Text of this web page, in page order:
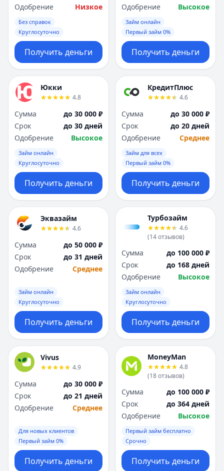
Одобрение
Низкое
Без справок
Круглосуточно
Получить деньги
Одобрение
Высокое
Займ онлайн
Первый займ 0%
Получить деньги
Юкки
4.8
Сумма
до 30 000 ₽
Срок
до 30 дней
Одобрение
Высокое
Займ онлайн
Круглосуточно
Получить деньги
КредитПлюс
4.6
Сумма
до 30 000 ₽
Срок
до 20 дней
Одобрение
Среднее
Займ для всех
Первый займ 0%
Получить деньги
Эквазайм
4.6
Сумма
до 50 000 ₽
Срок
до 31 дней
Одобрение
Среднее
Займ онлайн
Круглосуточно
Получить деньги
Турбозайм
4.6
(14отзывов)
Сумма
до 100 000 ₽
Срок
до 168 дней
Одобрение
Высокое
Займ онлайн
Круглосуточно
Получить деньги
Vivus
4.9
Сумма
до 30 000 ₽
Срок
до 21 дней
Одобрение
Среднее
Для новых клиентов
Первый займ 0%
Получить деньги
MoneyMan
4.8
(18отзывов)
Сумма
до 100 000 ₽
Срок
до 364 дней
Одобрение
Высокое
Первый займ бесплатно
Срочно
Получить деньги